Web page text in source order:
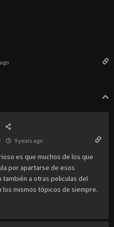
9 years ago
es que muchos de los que
por apartarse de esos
a otras peliculas del
mismos tópicos de siempre.